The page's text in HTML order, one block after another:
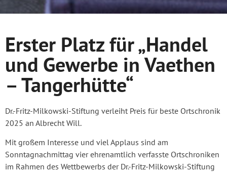
Erster Platz für „Handel
und Gewerbe in Vaethen
– Tangerhütte“
Dr.-Fritz-Milkowski-Stiftung verleiht Preis für beste Ortschronik
2025 an Albrecht Will.
Mit großem Interesse und viel Applaus sind am
Sonntagnachmittag vier ehrenamtlich verfasste Ortschroniken
im Rahmen des Wettbewerbs der Dr.-Fritz-Milkowski-Stiftung